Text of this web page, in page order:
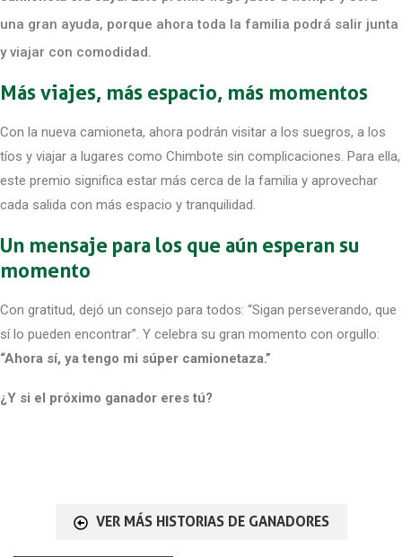
una gran ayuda, porque ahora toda la familia podrá salir junta
y viajar con comodidad.
Más viajes, más espacio, más momentos
Con la nueva camioneta, ahora podrán visitar a los suegros, a los
tíos y viajar a lugares como Chimbote sin complicaciones. Para ella,
este premio significa estar más cerca de la familia y aprovechar
cada salida con más espacio y tranquilidad.
Un mensaje para los que aún esperan su
momento
Con gratitud, dejó un consejo para todos: “Sigan perseverando, que
sí lo pueden encontrar”. Y celebra su gran momento con orgullo:
“Ahora sí, ya tengo mi súper camionetaza.”
¿Y si el próximo ganador eres tú?
VER MÁS HISTORIAS DE GANADORES